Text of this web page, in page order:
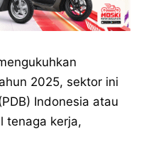
2025, sektor ini
Indonesia atau
tenaga kerja,